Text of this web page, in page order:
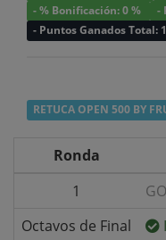
- % Bonificación: 0 %
-
- Puntos Ganados Total:
RETUCA OPEN 500 BY
Ronda
1
Octavos de Final